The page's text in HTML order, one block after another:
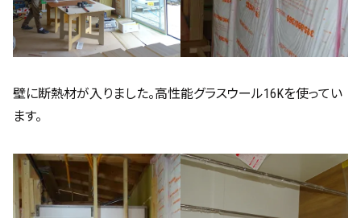
壁に断熱材が入りました。高性能グラスウール16Kを使ってい
ます。